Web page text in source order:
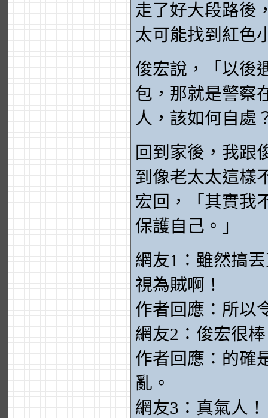
走了好大段路後
太可能找到紅色
俊宏說，「以後
包，那就是警察
人，該如何自處
回到家後，我跟
到像老太太這樣
宏回，「其實我
保護自己。」
網友1：雖然搞
視為賊啊！
作者回應：所以
網友2：俊宏很
作者回應：的確
亂。
網友3：真氣人！